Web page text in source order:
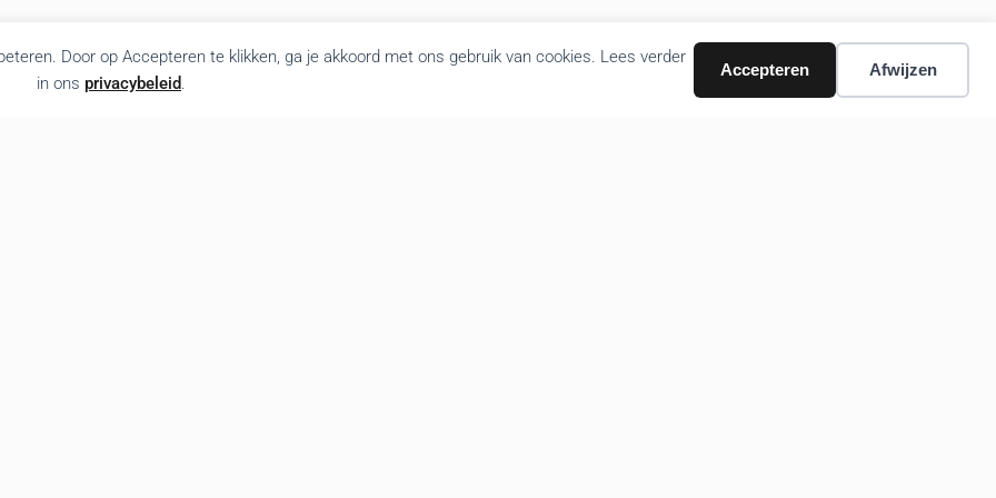
Door op Accepteren te klikken, ga je akkoord met ons gebruik van cookies. Lees verder
in ons privacybeleid.
Accepteren Afwijzen